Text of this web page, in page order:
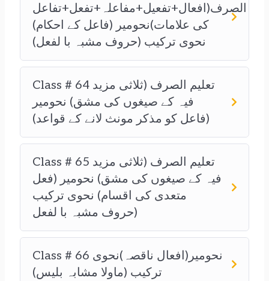
الصرف(افعال+تفعیل+مفاعلہ+تفعل+تفاعل
کی علامات)نحومیر (فاعل کے احکام)
نحوی ترکیب (حروف مشبہ با لفعل)
Class # 64 تعلیم الصرف (ثلاثی مزید
فیہ کے صیغوں کی مشق) نحومیر
(فاعل کو مذکر مونث لانے کے قواعد)
Class # 65 تعلیم الصرف (ثلاثی مزید
فیہ کے صیغوں کی مشق) نحومیر (فعل
متعدی کی اقسام) نحوی ترکیب
(حروف مشبہ با لفعل
Class # 66 نحومیر(افعال ناقصہ)نحوی
ترکیب (ماولا مشابہ بلیس)